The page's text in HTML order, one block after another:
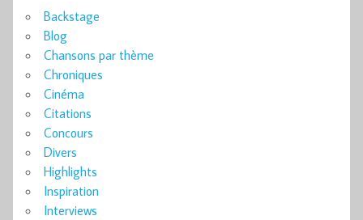
Backstage
Blog
Chansons par thème
Chroniques
Cinéma
Citations
Concours
Divers
Highlights
Inspiration
Interviews